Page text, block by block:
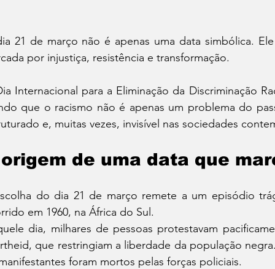
21 de março não é apenas uma data simbólica.
por injustiça, resistência e transformação.
Internacional para a Eliminação da Discriminação
que o racismo não é apenas um problema do
e, muitas vezes, invisível nas sociedades
de uma data que
do dia 21 de março remete a um episódio
em 1960, na África do Sul.
dia, milhares de pessoas protestavam
que restringiam a liberdade da população
foram mortos pelas forças policiais.